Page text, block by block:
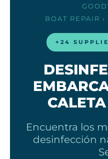
BOAT REPAIR
+24
Encuentra los
desinfección